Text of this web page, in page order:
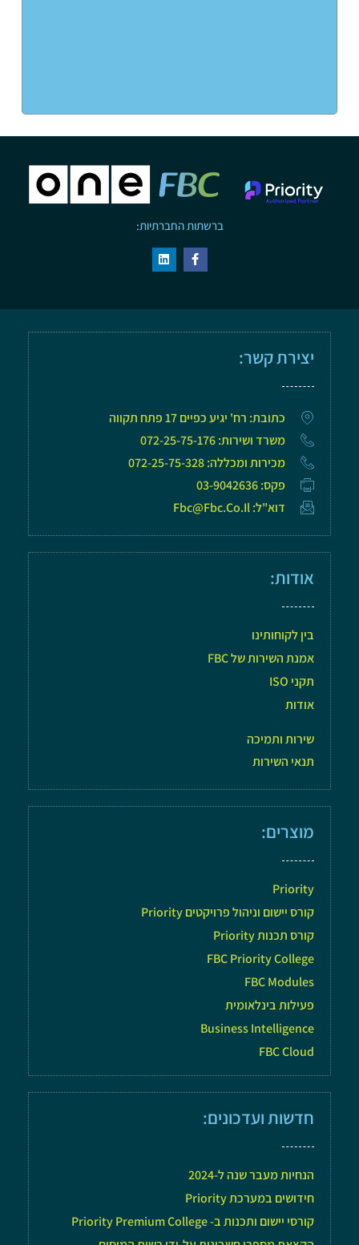
ברשתות החברתיות:
יצירת קשר:
כתובת: רח' יגיע כפיים 17 פתח תקווה
משרד ושירות: 072-25-75-176
מכירות ומכללה: 072-25-75-328
פקס: 03-9042636
דוא"ל: Fbc@fbc.co.il
אודות:
בין לקוחותינו
אמנת השירות של FBC
תקני ISO
אודות
שירות ותמיכה
תנאי השירות
מוצרים:
Priority
קורס יישום וניהול פרויקטים Priority
קורס תכנות Priority
FBC Priority College
FBC Modules
פעילות בינלאומית
Business Intelligence
FBC Cloud
חדשות ועדכונים:
הנחיות מעבר שנה ל-2024
חידושים במערכת Priority
קורסי יישום ותכנות ב- Priority Premium College